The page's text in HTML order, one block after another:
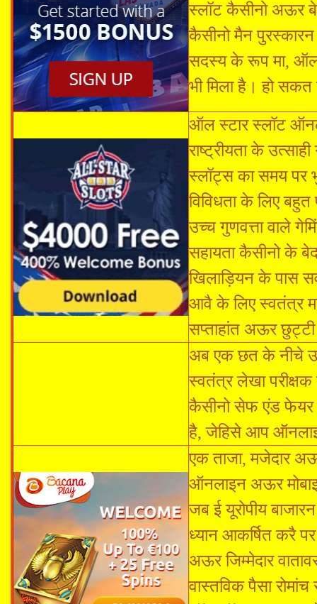
स्लॉट कैसीनो अऊर
कैसीनो मैन
सदस्य के रूप मा, ऑल
भी मिला है। हो
ऑल स्टार स्लॉट
राष्ट्रीयता के
स्लॉट्स का समय पर
विविधता के लिए
उच्च गुणवत्ता वाले
सहायता कैसीनो के
खिलाड़ियन के पास
आवै के लिए स्वतंत्र
सप्ताहांत अऊर छुट्टी
अब एक छत के नीचे
स्वतंत्र लेखा
कैसीनो सेफ एंड फेयर
है, जेहिसे आप
एक ताजा, मजेदार
ऑनलाइन अऊर
जब ई यूरोपीय
ध्यान आकर्षित करै
अऊर जिम्मेदार
वास्तविक पैसा